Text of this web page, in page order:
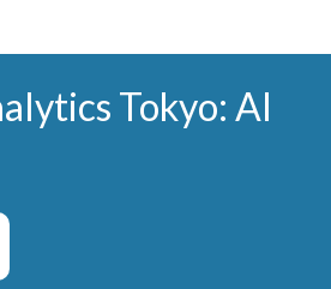
Tokyo: AI